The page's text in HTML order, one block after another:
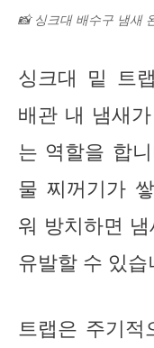
📸 싱크대 배수구 냄새
싱크대 밑 트
배관 내 냄새
는 역할을 합
물 찌꺼기가
워 방치하면
유발할 수 있습
트랩은 주기적